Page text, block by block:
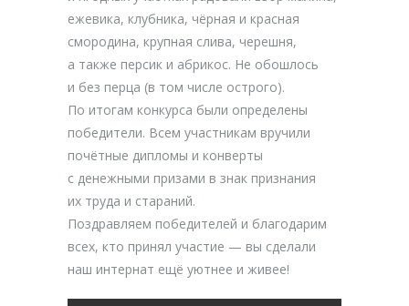
ежевика, клубника, чёрная и красная
смородина, крупная слива, черешня,
а также персик и абрикос. Не обошлось
и без перца (в том числе острого).
По итогам конкурса были определены
победители. Всем участникам вручили
почётные дипломы и конверты
с денежными призами в знак признания
их труда и стараний.
Поздравляем победителей и благодарим
всех, кто принял участие — вы сделали
наш интернат ещё уютнее и живее!